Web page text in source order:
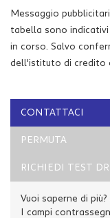
Messaggio
tabella sono
in corso. Salvo
dell'istituto di credito
CONTATTACI
PERMUTA
RICHIEDI TEST
Vuoi saperne di più?
I campi